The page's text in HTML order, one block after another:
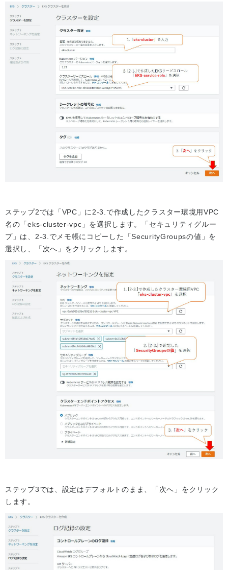
ステップ2では「VPC」に2-3.で作成したクラスター環境用VPC
名の「eks-cluster-vpc」を選択します。「セキュリティグルー
プ」は、2-3.でメモ帳にコピーした「SecurityGroupsの値」を
選択し、「次へ」をクリックします。
ステップ3では、設定はデフォルトのまま、「次へ」をクリック
します。